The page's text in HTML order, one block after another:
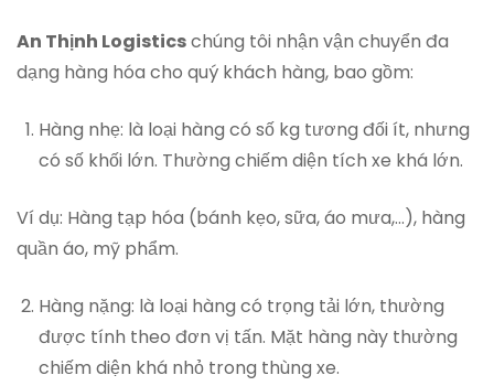
An Thịnh Logisticschúng tôi nhận vận chuyển đa
dạng hàng hóa cho quý khách hàng, bao gồm:
Hàng nhẹ: là loại hàng có số kg tương đối ít, nhưng
có số khối lớn. Thường chiếm diện tích xe khá lớn.
Ví dụ: Hàng tạp hóa (bánh kẹo, sữa, áo mưa,…), hàng
quần áo, mỹ phẩm.
Hàng nặng: là loại hàng có trọng tải lớn, thường
được tính theo đơn vị tấn. Mặt hàng này thường
chiếm diện khá nhỏ trong thùng xe.